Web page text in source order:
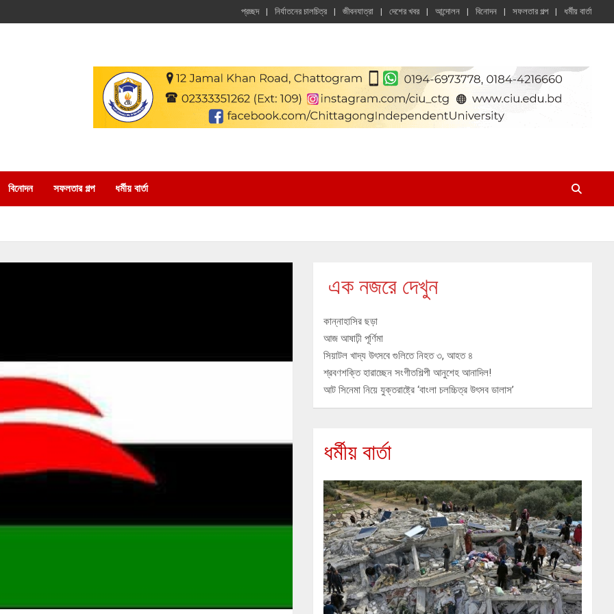
প্রচ্ছদ নির্যাতনের চালচিত্র জীবনযাত্রা দেশের খবর আন্দোলন বিনোদন সফলতার গল্প ধর্মীয় বার্তা
বিনোদন সফলতার গল্প ধর্মীয় বার্তা
এক নজরে দেখুন
কান্নাহাসির ছড়া
আজ আষাঢ়ী পূর্ণিমা
সিয়াটল খাদ্য উৎসবে গুলিতে নিহত ৩, আহত ৪
শ্রবণশক্তি হারাচ্ছেন সংগীতশিল্পী আনুশেহ আনাদিল!
আট সিনেমা নিয়ে যুক্তরাষ্ট্রে ‘বাংলা চলচ্চিত্র উৎসব ডালাস’
ধর্মীয় বার্তা